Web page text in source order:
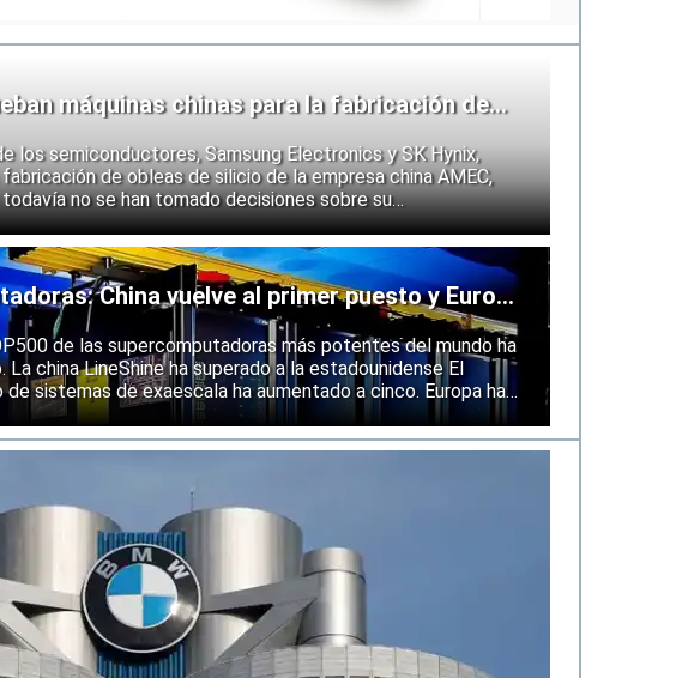
máquinas chinas para la fabricación de
los semiconductores, Samsung Electronics y SK Hynix,
de obleas de silicio de la empresa china AMEC,
no se han tomado decisiones sobre su
los fabricantes coreanos muestran que se están preparando
de las restricciones estadounidenses a la
China vuelve al primer puesto y Europa
de las supercomputadoras más potentes del mundo ha
china LineShine ha superado a la estadounidense El
sistemas de exaescala ha aumentado a cinco. Europa ha
regiones mundiales en computación de alto